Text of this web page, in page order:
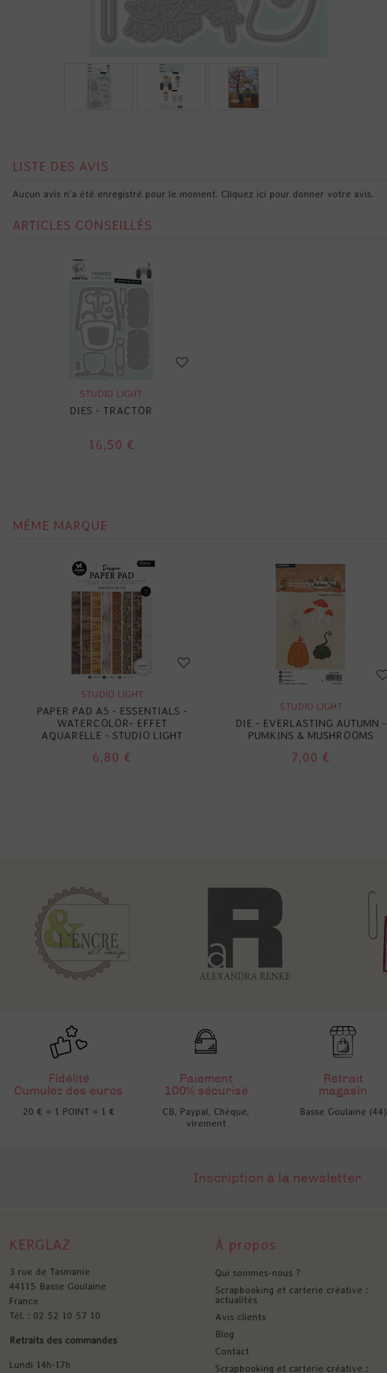
LISTE DES AVIS
Aucun avis n'a été enregistré pour le moment. Cliquez ici pour donner votre avis.
ARTICLES CONSEILLÉS
STUDIO LIGHT
DIES - TRACTOR
16,50 €
MÊME MARQUE
STUDIO LIGHT
PAPER PAD A5 - ESSENTIALS -
WATERCOLOR- EFFET
AQUARELLE - STUDIO LIGHT
6,80 €
STUDIO LIGHT
DIE - EVERLASTING AUTUMN -
PUMKINS & MUSHROOMS
7,00 €
Fidélité
Cumulez des euros
20 € = 1 POINT = 1 €
Paiement
100% sécurisé
CB, Paypal, Chèque,
virement
Retrait
magasin
Basse Goulaine (44)
Inscription à la newsletter
KERGLAZ
3 rue de Tasmanie
44115 Basse Goulaine
France
Tél. : 02 52 10 57 10
Retraits des commandes
Lundi 14h-17h
À propos
Qui sommes-nous ?
Scrapbooking et carterie créative :
actualités
Avis clients
Blog
Contact
Scrapbooking et carterie créative :